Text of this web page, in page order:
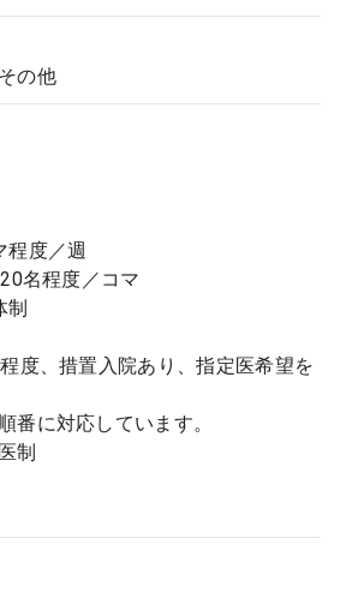
の他
度／週
名程度／コマ
制
度、措置入院あり、指定医希望を
しています。
制